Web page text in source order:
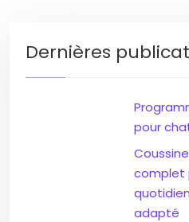
Dernières
pour
complet
adapté